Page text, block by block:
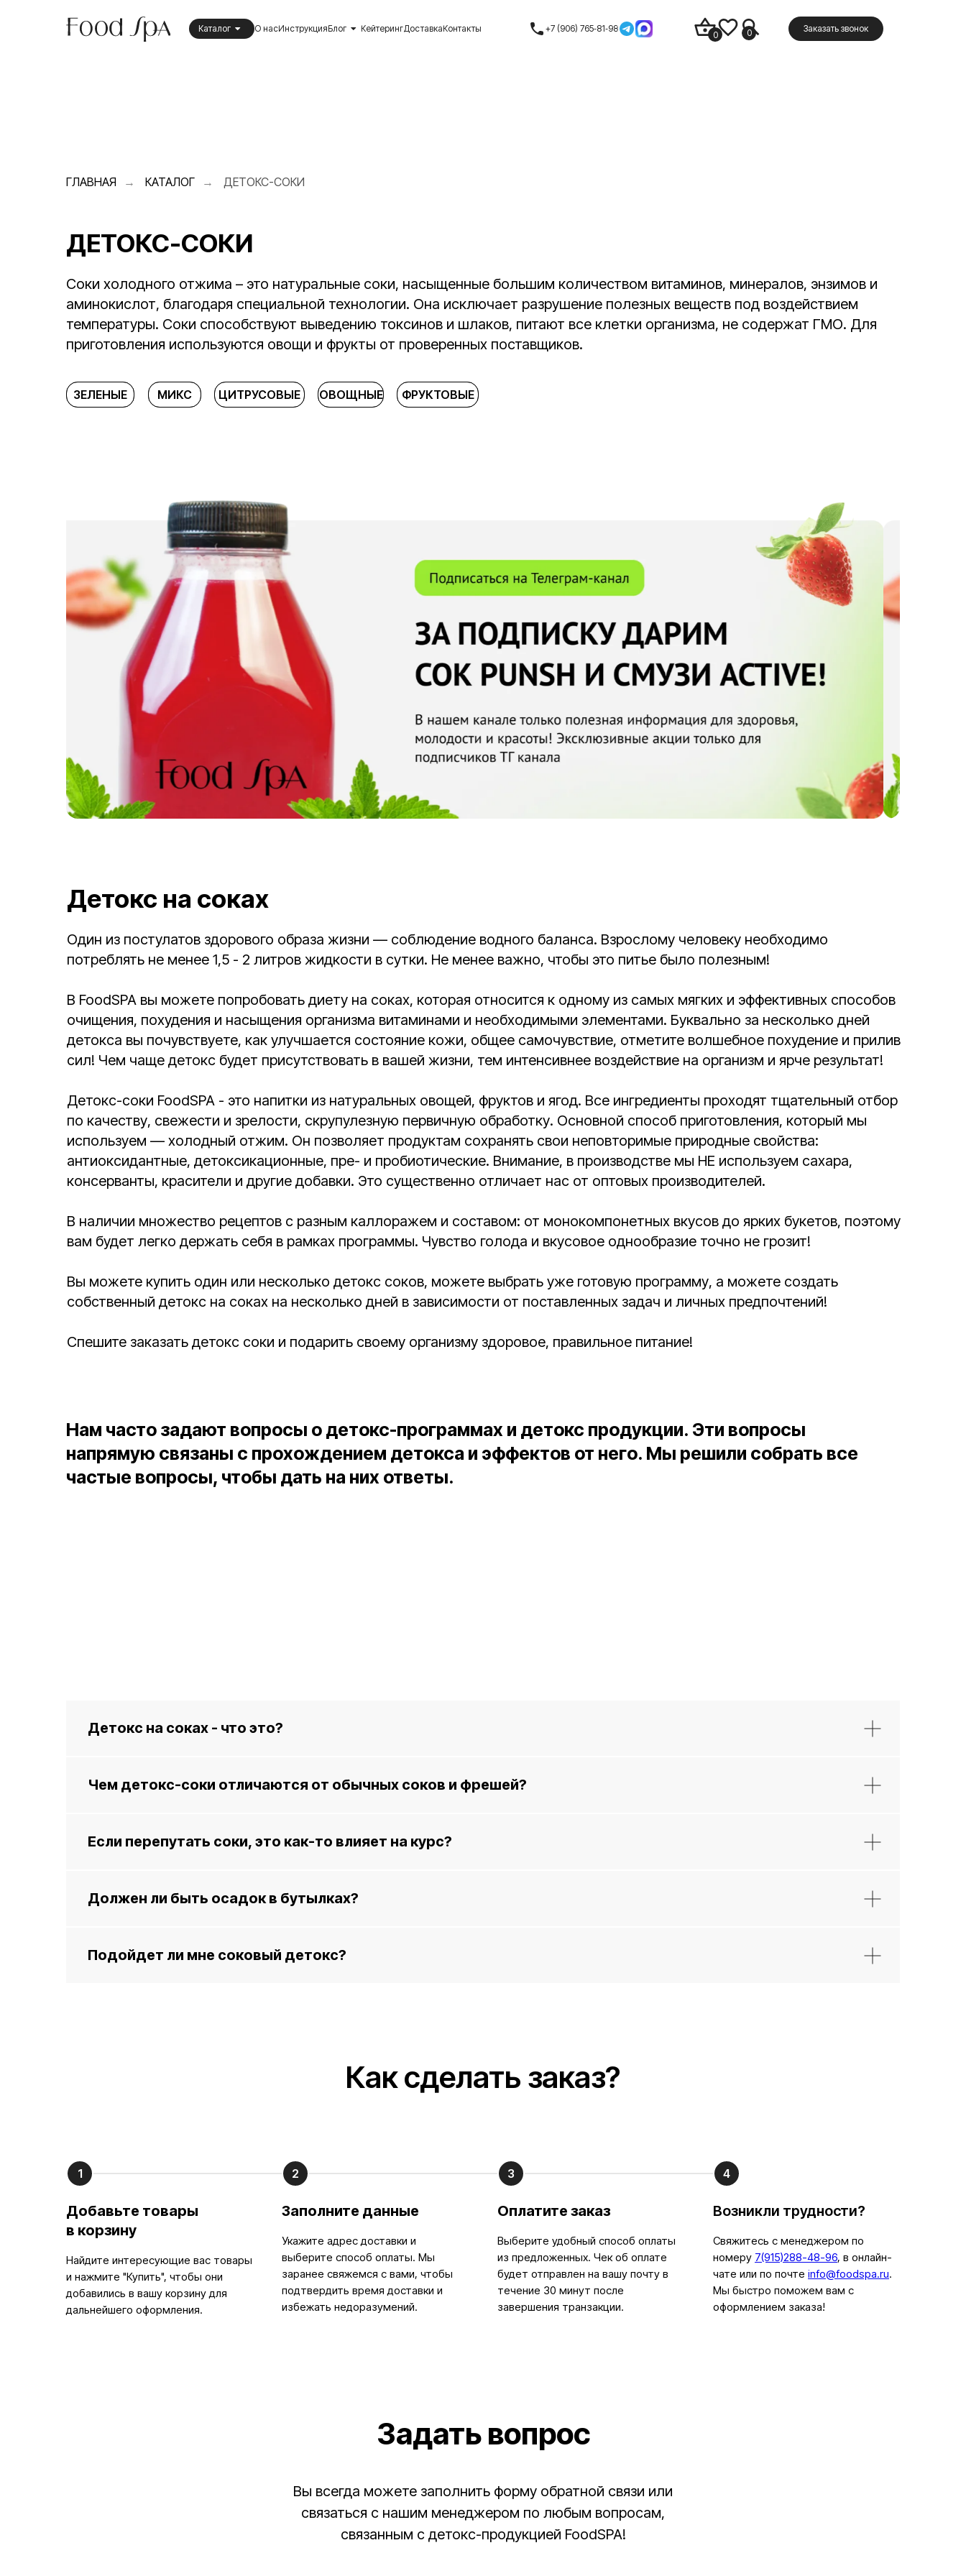
0
0
Заказать звонок
+7 (906) 765‑81‑98
Каталог О насИнструкцияБлог КейтерингДоставкаКонтакты
ГЛАВНАЯ → КАТАЛОГ → ДЕТОКС-СОКИ
ДЕТОКС-СОКИ
Соки холодного отжима – это натуральные соки, насыщенные большим количеством витаминов, минералов, энзимов и
аминокислот, благодаря специальной технологии. Она исключает разрушение полезных веществ под воздействием
температуры. Соки способствуют выведению токсинов и шлаков, питают все клетки организма, не содержат ГМО. Для
приготовления используются овощи и фрукты от проверенных поставщиков.
ЗЕЛЕНЫЕ МИКС ЦИТРУСОВЫЕ ОВОЩНЫЕ ФРУКТОВЫЕ
ЗЕЛЕНЫЕ МИКС ЦИТРУСОВЫЕ ОВОЩНЫЕ ФРУКТОВЫЕ
Детокс на соках
Один из постулатов здорового образа жизни — соблюдение водного баланса. Взрослому человеку необходимо
потреблять не менее 1,5 - 2 литров жидкости в сутки. Не менее важно, чтобы это питье было полезным!
В FoodSPA вы можете попробовать диету на соках, которая относится к одному из самых мягких и эффективных способов
очищения, похудения и насыщения организма витаминами и необходимыми элементами. Буквально за несколько дней
детокса вы почувствуете, как улучшается состояние кожи, общее самочувствие, отметите волшебное похудение и прилив
сил! Чем чаще детокс будет присутствовать в вашей жизни, тем интенсивнее воздействие на организм и ярче результат!
Детокс-соки FoodSPA - это напитки из натуральных овощей, фруктов и ягод. Все ингредиенты проходят тщательный отбор
по качеству, свежести и зрелости, скрупулезную первичную обработку. Основной способ приготовления, который мы
используем — холодный отжим. Он позволяет продуктам сохранять свои неповторимые природные свойства:
антиоксидантные, детоксикационные, пре- и пробиотические. Внимание, в производстве мы НЕ используем сахара,
консерванты, красители и другие добавки. Это существенно отличает нас от оптовых производителей.
В наличии множество рецептов с разным каллоражем и составом: от монокомпонетных вкусов до ярких букетов, поэтому
вам будет легко держать себя в рамках программы. Чувство голода и вкусовое однообразие точно не грозит!
Вы можете купить один или несколько детокс соков, можете выбрать уже готовую программу, а можете создать
собственный детокс на соках на несколько дней в зависимости от поставленных задач и личных предпочтений!
Спешите заказать детокс соки и подарить своему организму здоровое, правильное питание!
Нам часто задают вопросы о детокс-программах и детокс продукции. Эти вопросы
напрямую связаны с прохождением детокса и эффектов от него. Мы решили собрать все
частые вопросы, чтобы дать на них ответы.
Детокс на соках - что это?
Чем детокс-соки отличаются от обычных соков и фрешей?
Если перепутать соки, это как-то влияет на курс?
Должен ли быть осадок в бутылках?
Подойдет ли мне соковый детокс?
Как сделать заказ?
1
Добавьте товары
в корзину
Найдите интересующие вас товары
и нажмите "Купить", чтобы они
добавились в вашу корзину для
дальнейшего оформления.
2
Заполните данные
Укажите адрес доставки и
выберите способ оплаты. Мы
заранее свяжемся с вами, чтобы
подтвердить время доставки и
избежать недоразумений.
3
Оплатите заказ
Выберите удобный способ оплаты
из предложенных. Чек об оплате
будет отправлен на вашу почту в
течение 30 минут после
завершения транзакции.
4
Возникли трудности?
Свяжитесь с менеджером по
номеру 7(915)288-48-96, в онлайн-
чате или по почте info@foodspa.ru.
Мы быстро поможем вам с
оформлением заказа!
Задать вопрос
Вы всегда можете заполнить форму обратной связи или
связаться с нашим менеджером по любым вопросам,
связанным с детокс-продукцией FoodSPA!
+7 (915) 094‑48‑89
Москва, ул. Прянишникова, д. 23А
КаталогОплатаДоставкаИнструкция
ОтзывыБлогКонтакты